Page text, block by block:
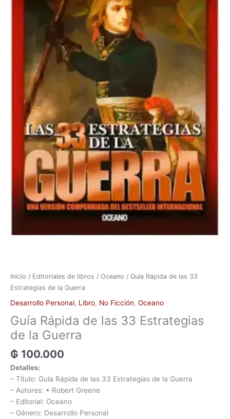
Inicio / Editoriales de libros / Oceano / Guía Rápida de las 33
Estrategias de la Guerra
Desarrollo Personal, Libro, No Ficción, Oceano
Guía Rápida de las 33 Estrategias
de la Guerra
₲ 100.000
Detalles:
– Título: Guía Rápida de las 33 Estrategias de la Guerra
– Autores: • Robert Greene
– Editorial: Oceano
– Género: Desarrollo Personal